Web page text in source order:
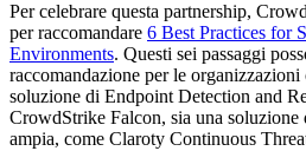
Per celebrare questa partnership,
per raccomandare 6 Best Practices for
Environments. Questi sei passaggi
raccomandazione per le organizzazioni
soluzione di Endpoint Detection and
CrowdStrike Falcon, sia una soluzione
ampia, come Claroty Continuous